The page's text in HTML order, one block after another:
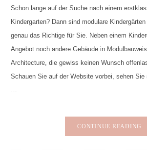
Schon lange auf der Suche nach einem
Kindergarten? Dann sind modulare
genau das Richtige für Sie. Neben einem
Angebot noch andere Gebäude in
Architecture, die gewiss keinen Wunsch
Schauen Sie auf der Website vorbei, sehen Sie
CONTINUE READING